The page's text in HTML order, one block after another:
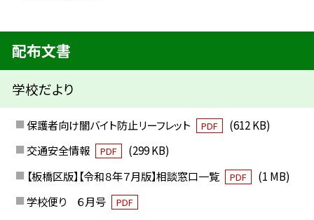
配布文書
学校だより
保護者向け闇バイト防止リーフレット PDF
(612 KB)
交通安全情報
PDF
(299 KB)
【板橋区版】【令和８年７月版】相談窓口一覧
PDF
(1 MB)
学校便り ６月号
PDF